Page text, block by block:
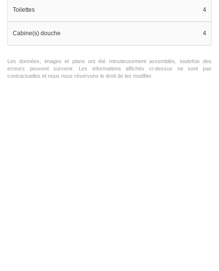
Toilettes 4
Cabine(s) douche 4
Les données, images et plans ont été minutieusement assemblés, toutefois des
erreurs peuvent survenir. Les informations affichés ci-dessus ne sont pas
contractuelles et nous nous réservons le droit de les modifier.